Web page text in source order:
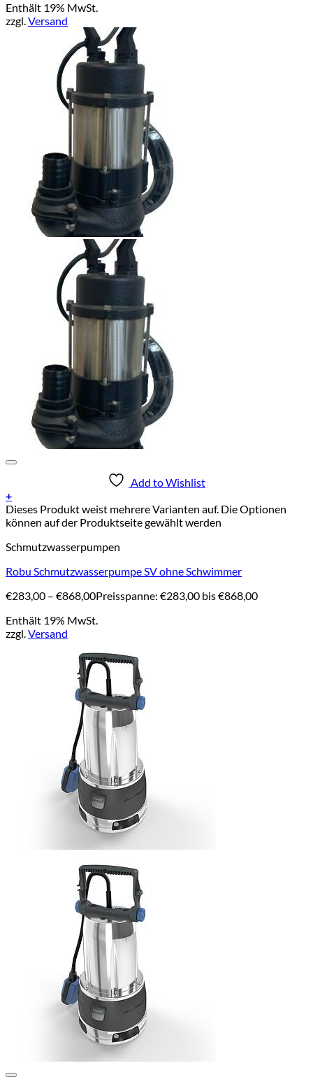
Enthält 19% MwSt.
zzgl.Versand
Add to Wishlist
+
Dieses Produkt weist mehrere Varianten auf. Die Optionen
können auf der Produktseite gewählt werden
Schmutzwasserpumpen
Robu Schmutzwasserpumpe SV ohne Schwimmer
€283,00 – €868,00Preisspanne: €283,00 bis €868,00
Enthält 19% MwSt.
zzgl.Versand